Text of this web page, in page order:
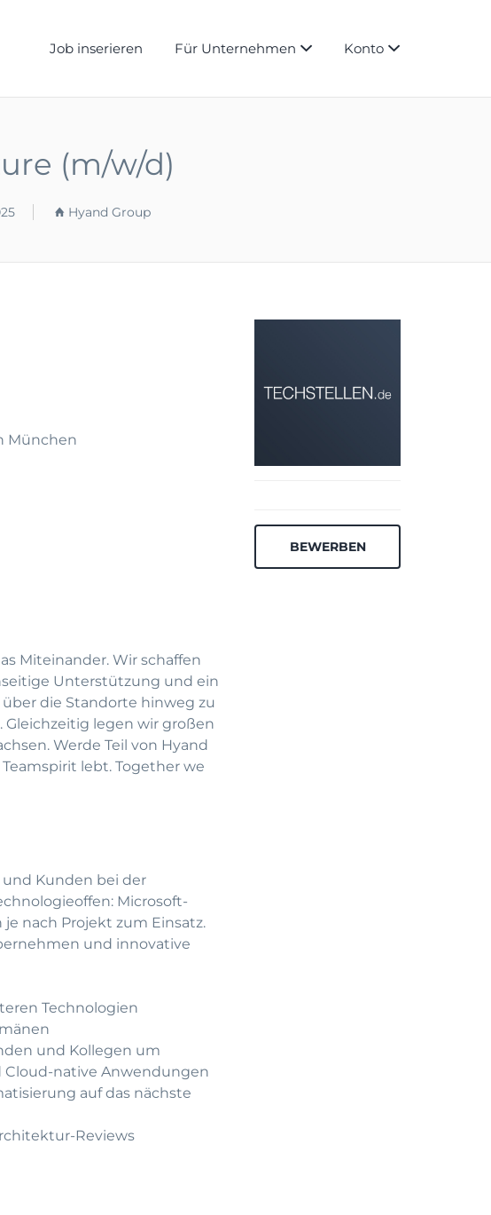
Job inserieren Für Unternehmen Konto
(m/w/d)
Hyand Group
München
Miteinander. Wir schaffen
Unterstützung und ein
die Standorte hinweg zu
Gleichzeitig legen wir großen
Werde Teil von Hyand
lebt. Together we
und Kunden bei der
Microsoft-
nach Projekt zum Einsatz.
und innovative
Technologien
und Kollegen um
Cloud-native Anwendungen
auf das nächste
Reviews
BEWERBEN